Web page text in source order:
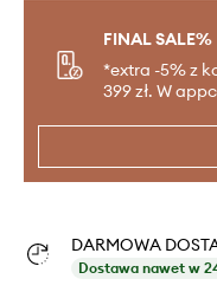
FINAL SALE%
*extra -5% z
399 zł. W
DARMOWA
Dostawa nawet w